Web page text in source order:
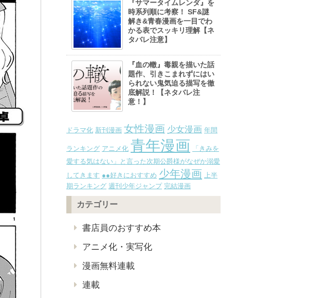
『サマータイムレンダ』を
時系列順に考察！ SF&謎
解き&青春漫画を一目でわ
かる表でスッキリ理解【ネ
タバレ注意】
『血の轍』毒親を描いた話
題作、引きこまれずにはい
られない鬼気迫る描写を徹
底解説！【ネタバレ注
意！】
ドラマ化 新刊漫画 女性漫画 少女漫画 年間
ランキング アニメ化 青年漫画
「きみを
愛する気はない」と言った次期公爵様がなぜか溺愛
してきます ●●好きにおすすめ 少年漫画
上半
期ランキング 週刊少年ジャンプ 完結漫画
カテゴリー
書店員のおすすめ本
アニメ化・実写化
漫画無料連載
連載